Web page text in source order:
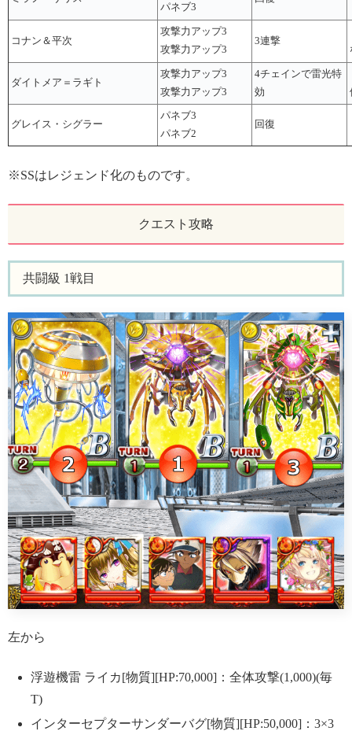
パネブ3
コナン＆平次
攻撃力アップ3
攻撃力アップ3
3連撃
ダイトメア＝ラギト
攻撃力アップ3
攻撃力アップ3
4チェインで雷光特
効
グレイス・シグラー
パネブ3
パネブ2
回復
※SSはレジェンド化のものです。
クエスト攻略
共闘級 1戦目
左から
浮遊機雷 ライカ[物質][HP:70,000]：全体攻撃(1,000)(毎
T)
インターセプターサンダーバグ[物質][HP:50,000]：3×3